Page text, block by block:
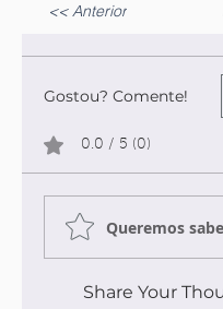
<< Anterior
Gostou? Comente!
0.0 / 5 (0)
Queremos
Share Your